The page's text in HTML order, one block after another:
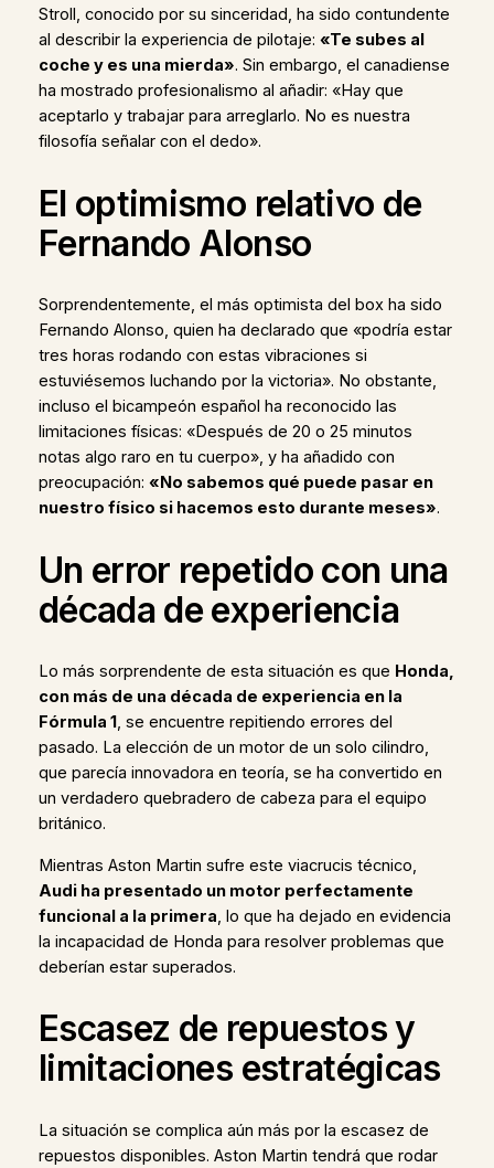
Stroll, conocido por su sinceridad, ha sido contundente
al describir la experiencia de pilotaje: «Te subes al
coche y es una mierda». Sin embargo, el canadiense
ha mostrado profesionalismo al añadir: «Hay que
aceptarlo y trabajar para arreglarlo. No es nuestra
filosofía señalar con el dedo».
El optimismo relativo de
Fernando Alonso
Sorprendentemente, el más optimista del box ha sido
Fernando Alonso, quien ha declarado que «podría estar
tres horas rodando con estas vibraciones si
estuviésemos luchando por la victoria». No obstante,
incluso el bicampeón español ha reconocido las
limitaciones físicas: «Después de 20 o 25 minutos
notas algo raro en tu cuerpo», y ha añadido con
preocupación: «No sabemos qué puede pasar en
nuestro físico si hacemos esto durante meses».
Un error repetido con una
década de experiencia
Lo más sorprendente de esta situación es que Honda,
con más de una década de experiencia en la
Fórmula 1 , se encuentre repitiendo errores del
pasado. La elección de un motor de un solo cilindro,
que parecía innovadora en teoría, se ha convertido en
un verdadero quebradero de cabeza para el equipo
británico.
Mientras Aston Martin sufre este viacrucis técnico,
Audi ha presentado un motor perfectamente
funcional a la primera, lo que ha dejado en evidencia
la incapacidad de Honda para resolver problemas que
deberían estar superados.
Escasez de repuestos y
limitaciones estratégicas
La situación se complica aún más por la escasez de
repuestos disponibles. Aston Martin tendrá que rodar